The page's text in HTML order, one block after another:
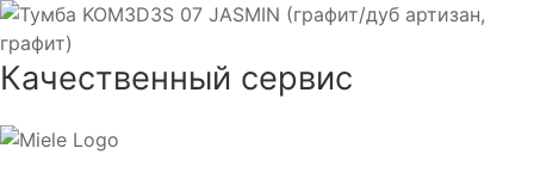
Качественный сервис